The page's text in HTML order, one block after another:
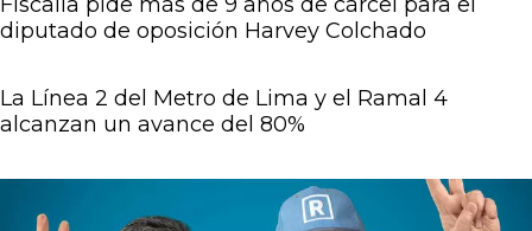
diputado de oposición Harvey Colchado
La Línea 2 del Metro de Lima y el Ramal 4
alcanzan un avance del 80%